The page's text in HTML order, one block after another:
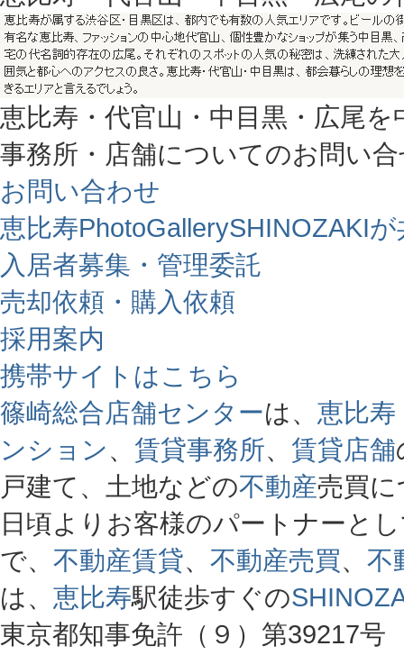
恵比寿・代官山・中目黒・広尾
事務所・店舗についてのお問い
お問い合わせ
恵比寿PhotoGallerySHINOZAKI
入居者募集・管理委託
売却依頼・購入依頼
採用案内
携帯サイトはこちら
篠崎総合店舗センターは、 恵比寿
ンション、 賃貸事務所、 賃貸店舗
戸建て、土地などの不動産売買
日頃よりお客様のパートナーと
で、 不動産賃貸、 不動産売買、 不
は、 恵比寿駅徒歩すぐの
東京都知事免許（９）第39217